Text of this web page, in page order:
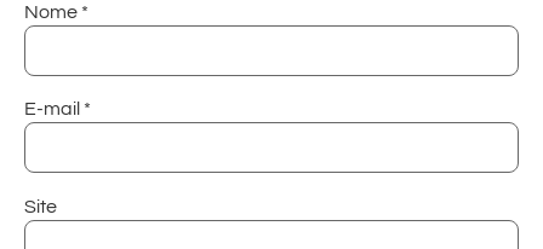
Nome *
E-mail *
Site